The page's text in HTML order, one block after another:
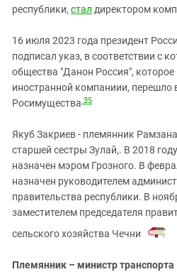
республики, стал директором
16 июля 2023 года президент
подписал указ, в соответствии с
общества "Данон Россия",
иностранной компаниии, перешло
Росимущества 35
Якуб Закриев - племянник
старшей сестры Зулай,. В 2018
назначен мэром Грозного. В
назначен руководителем
правительства республики. В
заместителем председателя
сельского хозяйства Чечни
.
Племянник – министр транспорта